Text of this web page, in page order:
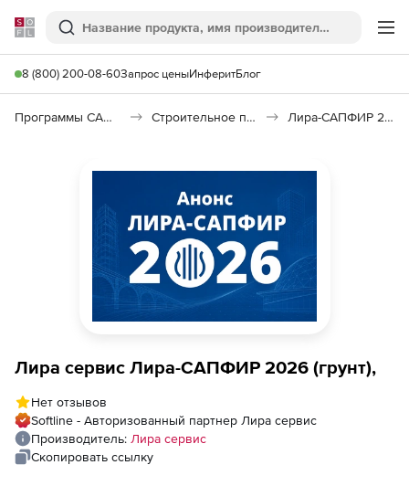
Softline
Поиск
8 (800) 200-08-60Запрос ценыИнферитБлог
Программы САПР и ГИС Строительное программное обеспечение Лира-САПФИР 2026
Лира сервис Лира-САПФИР 2026 (грунт),
Нет отзывов
Softline - Авторизованный партнер Лира сервис
Производитель: Лира сервис
Скопировать ссылку